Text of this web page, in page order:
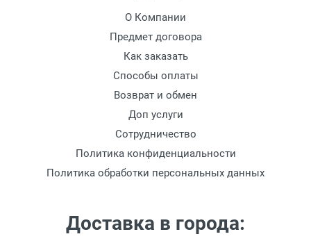
О Компании
Предмет договора
Как заказать
Способы оплаты
Возврат и обмен
Доп услуги
Сотрудничество
Политика конфиденциальности
Политика обработки персональных данных
Доставка в города: